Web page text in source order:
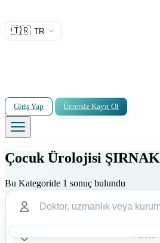
🇹🇷 TR
Giriş Yap Ücretsiz Kayıt Ol
Çocuk Ürolojisi ŞIRNAK
Bu Kategoride 1 sonuç bulundu